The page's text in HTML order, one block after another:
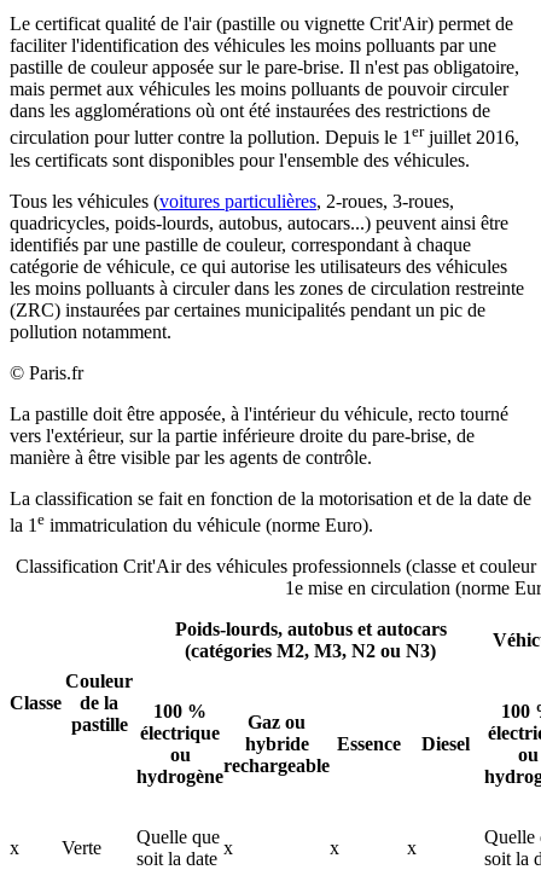
Le certificat qualité de l'air (pastille ou vignette Crit'Air) permet de
faciliter l'identification des véhicules les moins polluants par une
pastille de couleur apposée sur le pare-brise. Il n'est pas obligatoire,
mais permet aux véhicules les moins polluants de pouvoir circuler
dans les agglomérations où ont été instaurées des restrictions de
circulation pour lutter contre la pollution. Depuis le 1erjuillet 2016,
les certificats sont disponibles pour l'ensemble des véhicules.
Tous les véhicules (voitures particulières, 2-roues, 3-roues,
quadricycles, poids-lourds, autobus, autocars...) peuvent ainsi être
identifiés par une pastille de couleur, correspondant à chaque
catégorie de véhicule, ce qui autorise les utilisateurs des véhicules
les moins polluants à circuler dans les zones de circulation restreinte
(ZRC) instaurées par certaines municipalités pendant un pic de
pollution notamment.
© Paris.fr
La pastille doit être apposée, à l'intérieur du véhicule, recto tourné
vers l'extérieur, sur la partie inférieure droite du pare-brise, de
manière à être visible par les agents de contrôle.
La classification se fait en fonction de la motorisation et de la date de
la 1 e immatriculation du véhicule (norme Euro).
Classification Crit'Air des véhicules professionnels (classe et
1e mise en circulation (norme
Classe
Couleur
de la
pastille
Poids-lourds, autobus et autocars
(catégories M2, M3, N2 ou N3)
100 %
électrique
ou
hydrogène
Gaz ou
hybride
rechargeable
Essence Diesel
100
ou
x Verte
Quelle que
soit la date
x x x
Quelle
soit la